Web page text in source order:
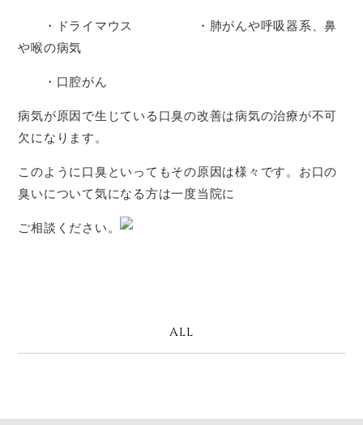
・ドライマウス ・肺がんや呼吸器系、鼻
や喉の病気
・口腔がん
病気が原因で生じている口臭の改善は病気の治療が不可
欠になります。
このように口臭といってもその原因は様々です。お口の
臭いについて気になる方は一度当院に
ご相談ください。
ALL